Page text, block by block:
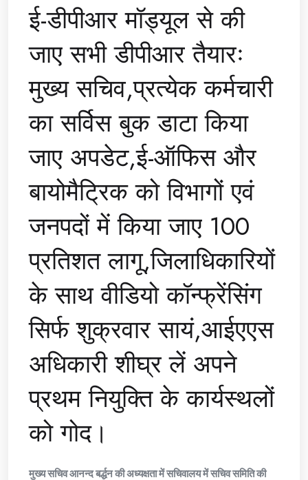
ई-डीपीआर मॉड्यूल से की
जाए सभी डीपीआर तैयारः
मुख्य सचिव,प्रत्येक कर्मचारी
का सर्विस बुक डाटा किया
जाए अपडेट,ई-ऑफिस और
बायोमैट्रिक को विभागों एवं
जनपदों में किया जाए 100
प्रतिशत लागू,जिलाधिकारियों
के साथ वीडियो कॉन्फ्रेंसिंग
सिर्फ शुक्रवार सायं,आईएएस
अधिकारी शीघ्र लें अपने
प्रथम नियुक्ति के कार्यस्थलों
को गोद।
मुख्य सचिव आनन्द बर्द्धन की अध्यक्षता में सचिवालय में सचिव समिति की